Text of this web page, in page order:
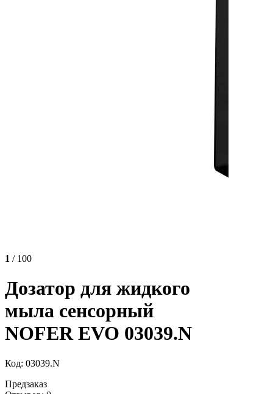
1 / 100
Дозатор для жидкого
мыла сенсорный
NOFER EVO 03039.N
Код: 03039.N
Предзаказ